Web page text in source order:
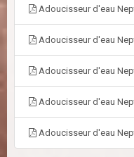
Adoucisseur d'eau
Adoucisseur d'eau
Adoucisseur d'eau
Adoucisseur d'eau
Adoucisseur d'eau